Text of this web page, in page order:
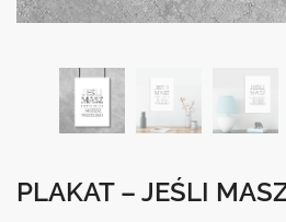
PLAKAT – JEŚLI